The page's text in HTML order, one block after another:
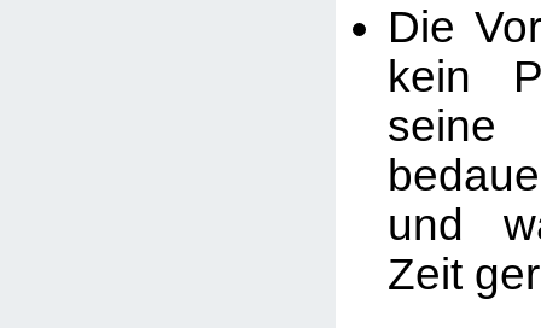
Die
kein
seine
und
Zeit